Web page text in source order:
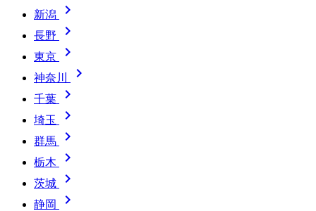
新潟 
長野 
東京 
神奈川 
千葉 
埼玉 
群馬 
栃木 
茨城 
静岡 